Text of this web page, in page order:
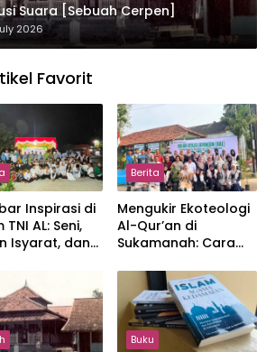
Suara [Sebuah Cerpen]
2026
Favorit
Inspirasi di
TNI AL: Seni,
Isyarat, dan
Berita
Mengukir Ekoteologi
Al-Qur’an di
Sukamanah: Cara
Jakarta Menjaga
Bumi Jonggol
Buku